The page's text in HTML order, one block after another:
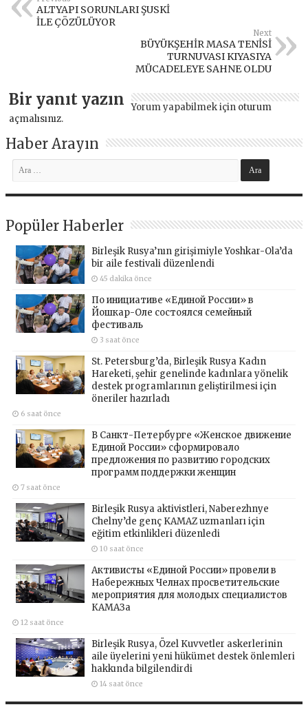
ALTYAPI SORUNLARI ŞUSKİ
İLE ÇÖZÜLÜYOR
Next
BÜYÜKŞEHİR MASA TENİSİ
TURNUVASI KIYASIYA
MÜCADELEYE SAHNE OLDU
Bir yanıt yazın Yorum yapabilmek için oturum
açmalısınız.
Haber Arayın
Popüler Haberler
Birleşik Rusya’nın girişimiyle Yoshkar-Ola’da
bir aile festivali düzenlendi
45 dakika önce
По инициативе «Единой России» в
Йошкар-Оле состоялся семейный
фестиваль
3 saat önce
St. Petersburg’da, Birleşik Rusya Kadın
Hareketi, şehir genelinde kadınlara yönelik
destek programlarının geliştirilmesi için
öneriler hazırladı
6 saat önce
В Санкт-Петербурге «Женское движение
Единой России» сформировало
предложения по развитию городских
программ поддержки женщин
7 saat önce
Birleşik Rusya aktivistleri, Naberezhnye
Chelny’de genç KAMAZ uzmanları için
eğitim etkinlikleri düzenledi
10 saat önce
Активисты «Единой России» провели в
Набережных Челнах просветительские
мероприятия для молодых специалистов
КАМАЗа
12 saat önce
Birleşik Rusya, Özel Kuvvetler askerlerinin
aile üyelerini yeni hükümet destek önlemleri
hakkında bilgilendirdi
14 saat önce